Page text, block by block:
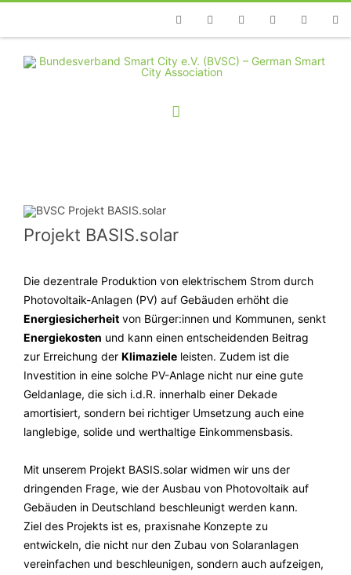
TelefonFacebookTwitterYoutubeInstagramLinkedin
Projekt BASIS.solar
Die dezentrale Produktion von elektrischem Strom durch
Photovoltaik-Anlagen (PV) auf Gebäuden erhöht die
Energiesicherheit von Bürger:innen und Kommunen, senkt
Energiekosten und kann einen entscheidenden Beitrag
zur Erreichung der Klimaziele leisten. Zudem ist die
Investition in eine solche PV-Anlage nicht nur eine gute
Geldanlage, die sich i.d.R. innerhalb einer Dekade
amortisiert, sondern bei richtiger Umsetzung auch eine
langlebige, solide und werthaltige Einkommensbasis.
Mit unserem Projekt BASIS.solar widmen wir uns der
dringenden Frage, wie der Ausbau von Photovoltaik auf
Gebäuden in Deutschland beschleunigt werden kann.
Ziel des Projekts ist es, praxisnahe Konzepte zu
entwickeln, die nicht nur den Zubau von Solaranlagen
vereinfachen und beschleunigen, sondern auch aufzeigen,